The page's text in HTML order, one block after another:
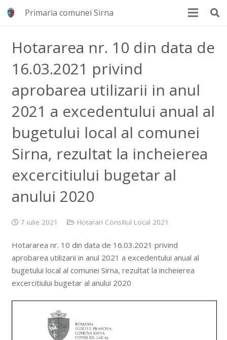
Primaria comunei Sirna
Hotararea nr. 10 din data de
16.03.2021 privind
aprobarea utilizarii in anul
2021 a excedentului anual al
bugetului local al comunei
Sirna, rezultat la incheierea
excercitiului bugetar al
anului 2020
7 iulie 2021 Hotarari Consiliul Local 2021
Hotararea nr. 10 din data de 16.03.2021 privind
aprobarea utilizarii in anul 2021 a excedentului anual al
bugetului local al comunei Sirna, rezultat la incheierea
excercitiului bugetar al anului 2020